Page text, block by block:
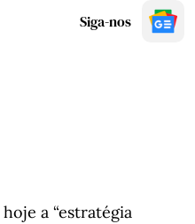
Siga-nos
a “estratégia